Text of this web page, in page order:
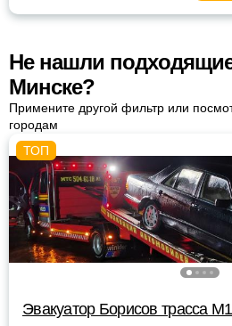
Не нашли
Минске?
Примените другой фильтр или
городам
Эвакуатор Борисов трасса М1